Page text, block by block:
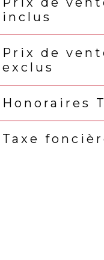
Caractéristiques
inclus
Prix de
exclus
Honoraires
Taxe